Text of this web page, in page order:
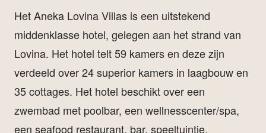
Het Aneka Lovina Villas is een uitstekend
middenklasse hotel, gelegen aan het strand van
Lovina. Het hotel telt 59 kamers en deze zijn
verdeeld over 24 superior kamers in laagbouw en
35 cottages. Het hotel beschikt over een
zwembad met poolbar, een wellnesscenter/spa,
een seafood restaurant, bar, speeltuintje,